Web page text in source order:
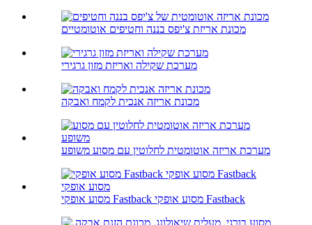
מכונת אריזת צ'יפס בננה וחטיפים אוטומטיים
מערכת שקילה ואריזת מזון גרגירי
מכונת אריזה אנכית לקמח ואבקה
מערכת אריזה אוטומטית לחלוטין עם מסוע משופע
מסוע אופקי Fastback מסוע אופקי Fastback